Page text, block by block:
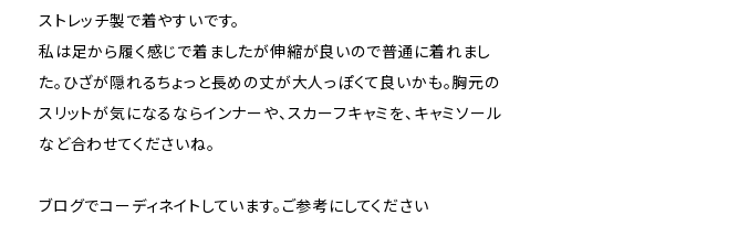
ストレッチ製で着やすいです。
私は足から履く感じで着ましたが伸縮が良いので普通に着れまし
た。ひざが隠れるちょっと長めの丈が大人っぽくて良いかも。胸元の
スリットが気になるならインナーや、スカーフキャミを、キャミソール
など合わせてくださいね。
ブログでコーディネイトしています。ご参考にしてください